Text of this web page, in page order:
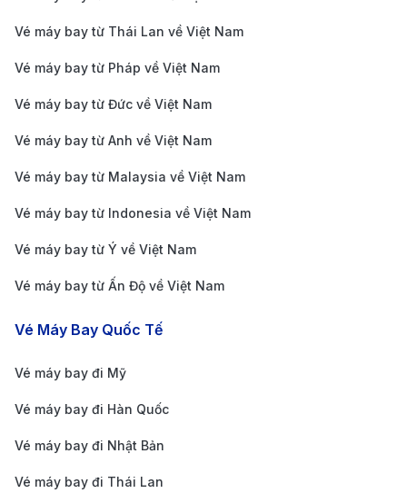
vì lượng khách quốc tế đổ về đây rất lớn.
Sân bay Quốc tế Daniel Oduber Quirós
Vị trí và đặc điểm: Tọa lạc tại Liberia, cửa ngõ
nghỉ dưỡng bãi biển cao cấp tại bán đảo Nicoya
hoặc trải nghiệm lướt sóng.
hạn chế hơn.
Thông tin các hãng hàng không
đi Costa Rica
Vé máy bay từ Thái Lan về Việt Nam
Vé máy bay từ Pháp về Việt Nam
Vé máy bay từ Đức về Việt Nam
Vé máy bay từ Anh về Việt Nam
Vé máy bay từ Malaysia về Việt Nam
Vé máy bay từ Indonesia về Việt Nam
Vé máy bay từ Ý về Việt Nam
Vé máy bay từ Ấn Độ về Việt Nam
Vé Máy Bay Quốc Tế
Vé máy bay đi Mỹ
Vé máy bay đi Hàn Quốc
Vé máy bay đi Nhật Bản
Vé máy bay đi Thái Lan